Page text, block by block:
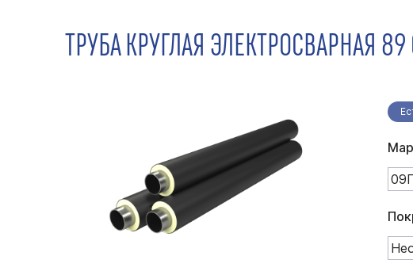
ТРУБА КРУГЛАЯ ЭЛЕКТРОСВАРНАЯ